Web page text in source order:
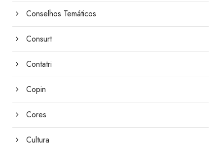
Conselhos Temáticos
Consurt
Contatri
Copin
Cores
Cultura